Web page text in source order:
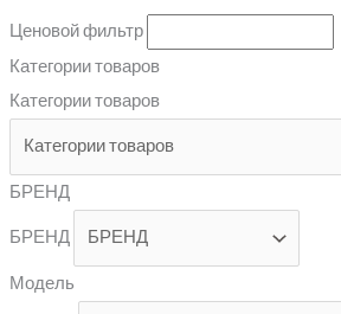
Ценовой фильтр
Категории товаров
Категории товаров
БРЕНД
БРЕНД
Модель